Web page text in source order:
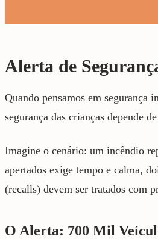
Alerta de
Quando pensamos em segurança
segurança das crianças depende
Imagine o cenário: um incêndio
apertados exige tempo e calma,
(recalls) devem ser tratados com
O Alerta: 700 Mil